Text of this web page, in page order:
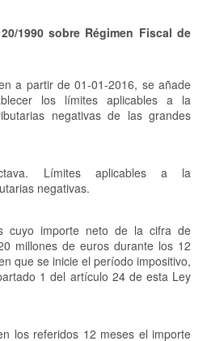
1990 sobre Régimen Fiscal de
a partir de 01-01-2016, se añade
los límites aplicables a la
negativas de las grandes
Límites aplicables a la
negativas.
cuyo importe neto de la cifra de
millones de euros durante los 12
que se inicie el período impositivo,
1 del artículo 24 de esta Ley
los referidos 12 meses el importe